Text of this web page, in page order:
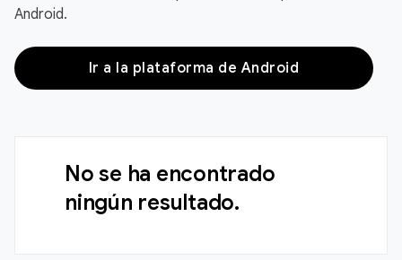
Android.
Ir a la plataforma de Android
No se ha encontrado
ningún resultado.